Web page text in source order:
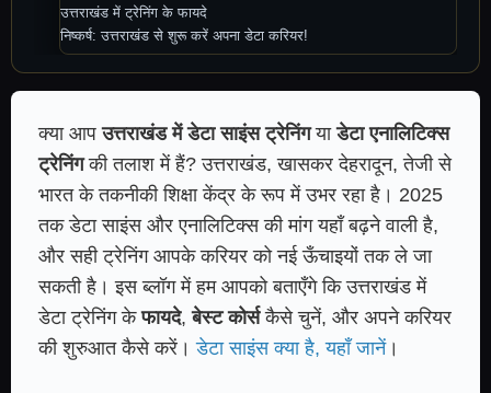
उत्तराखंड में ट्रेनिंग के फायदे
निष्कर्ष: उत्तराखंड से शुरू करें अपना डेटा करियर!
क्या आपउत्तराखंड में डेटा साइंस ट्रेनिंगयाडेटा एनालिटिक्स
ट्रेनिंगकी तलाश में हैं? उत्तराखंड, खासकर देहरादून, तेजी से
भारत के तकनीकी शिक्षा केंद्र के रूप में उभर रहा है। 2025
तक डेटा साइंस और एनालिटिक्स की मांग यहाँ बढ़ने वाली है,
और सही ट्रेनिंग आपके करियर को नई ऊँचाइयों तक ले जा
सकती है। इस ब्लॉग में हम आपको बताएँगे कि उत्तराखंड में
डेटा ट्रेनिंग केफायदे,बेस्ट कोर्सकैसे चुनें, और अपने करियर
की शुरुआत कैसे करें।डेटा साइंस क्या है, यहाँ जानें।